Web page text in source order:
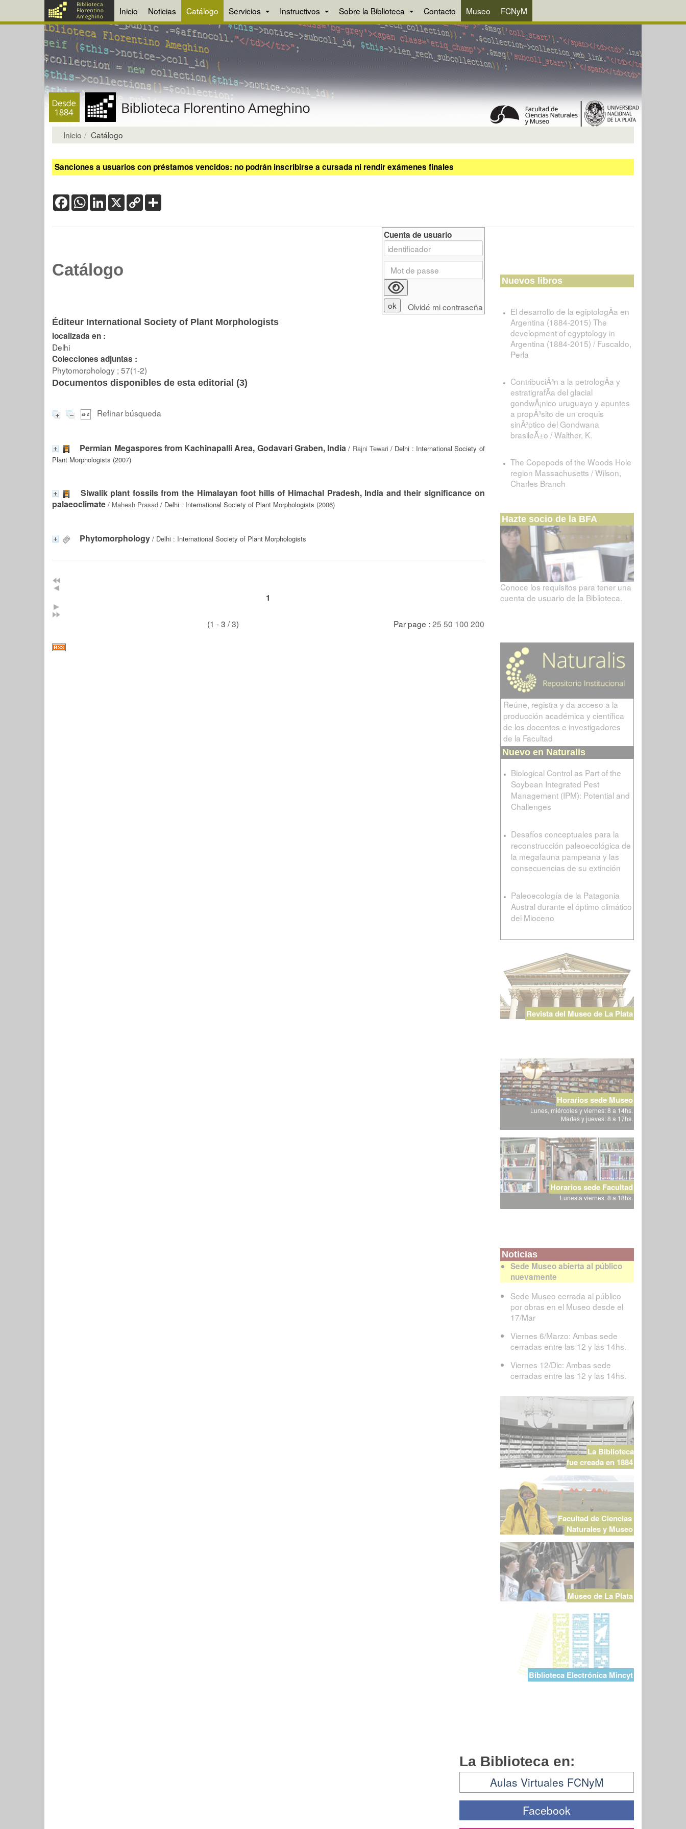
Inicio Noticias Catálogo Servicios Instructivos Sobre la Biblioteca Contacto Museo FCNyM
Inicio Catálogo
Sanciones a usuarios con préstamos vencidos: no podrán inscribirse a cursada ni rendir exámenes finales
FacebookWhatsApp
LinkedIn
X Copy
Link
Catálogo
Éditeur International Society of Plant Morphologists
localizada en :
Delhi
Colecciones adjuntas :
Phytomorphology ; 57(1-2)
Documentos disponibles de esta editorial (3)
Refinar búsqueda
Permian Megaspores from Kachinapalli Area, Godavari Graben, India / Rajni Tewari / Delhi : International Society of
Plant Morphologists (2007)
Siwalik plant fossils from the Himalayan foot hills of Himachal Pradesh, India and their significance on
palaeoclimate / Mahesh Prasad / Delhi : International Society of Plant Morphologists (2006)
Phytomorphology / Delhi : International Society of Plant Morphologists
1
(1 - 3 / 3) Par page : 25 50 100 200
Cuenta de usuario
Olvidé mi contraseña
Nuevos libros
El desarrollo de la egiptologÃ­a en
Argentina (1884-2015) The
development of egyptology in
Argentina (1884-2015) / Fuscaldo,
Perla
ContribuciÃ³n a la petrologÃ­a y
estratigrafÃ­a del glacial
gondwÃ¡nico uruguayo y apuntes
a propÃ³sito de un croquis
sinÃ³ptico del Gondwana
brasileÃ±o / Walther, K.
The Copepods of the Woods Hole
region Massachusetts / Wilson,
Charles Branch
Hazte socio de la BFA
Conoce los requisitos para tener una
cuenta de usuario de la Biblioteca.
Reúne, registra y da acceso a la
producción académica y científica
de los docentes e investigadores
de la Facultad
Nuevo en Naturalis
Biological Control as Part of the
Soybean Integrated Pest
Management (IPM): Potential and
Challenges
Desafíos conceptuales para la
reconstrucción paleoecológica de
la megafauna pampeana y las
consecuencias de su extinción
Paleoecología de la Patagonia
Austral durante el óptimo climático
del Mioceno
Revista del Museo de La Plata
Horarios sede Museo
Lunes, miércoles y viernes: 8 a 14hs.
Martes y jueves: 8 a 17hs.
Horarios sede Facultad
Lunes a viernes: 8 a 18hs.
Noticias
Sede Museo abierta al público
nuevamente
Sede Museo cerrada al público
por obras en el Museo desde el
17/Mar
Viernes 6/Marzo: Ambas sede
cerradas entre las 12 y las 14hs.
Viernes 12/Dic: Ambas sede
cerradas entre las 12 y las 14hs.
La Biblioteca
fue creada en 1884
Facultad de Ciencias
Naturales y Museo
Museo de La Plata
Biblioteca Electrónica Mincyt
La Biblioteca en:
Aulas Virtuales FCNyM
Facebook